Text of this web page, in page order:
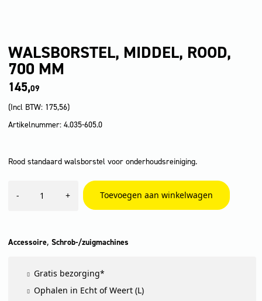
WALSBORSTEL, MIDDEL, ROOD,
700 MM
145,09
(Incl BTW: 175,56)
Artikelnummer: 4.035-605.0
Rood standaard walsborstel voor onderhoudsreiniging.
-
Middel,
aantal
+ Toevoegen aan winkelwagen
Accessoire, Schrob-/zuigmachines
Gratis bezorging*
Ophalen in Echt of Weert (L)